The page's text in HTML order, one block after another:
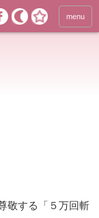
menu
敬する「５万回斬